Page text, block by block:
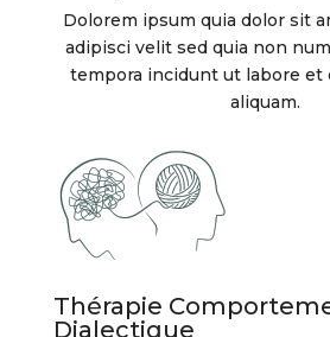
Dolorem ipsum quia dolor sit
adipisci velit sed quia non
tempora incidunt ut labore et
aliquam.
Thérapie
Dialectique